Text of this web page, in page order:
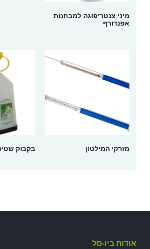
מיני צנטריפוגה למבחנות
אפנדורף
מזרקי המילטון בקבוק
אודות ביו-סל